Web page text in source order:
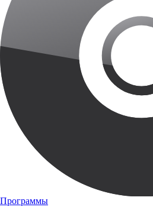
Программы